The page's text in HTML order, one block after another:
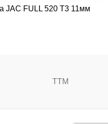
JAC FULL 520 T3 11мм
ТТМ